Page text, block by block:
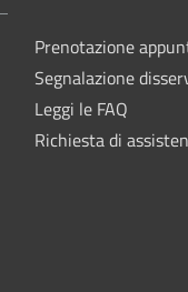
Prenotazione
Segnalazione
Leggi le FAQ
Richiesta di